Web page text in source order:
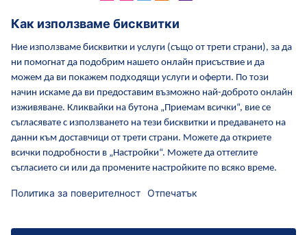
HiPP по време бременност
Политика за поверителност
Общи условия
Отпечатване
Повече за HiPP Контакти